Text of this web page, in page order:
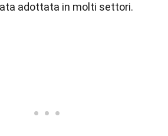
adottata in molti settori.